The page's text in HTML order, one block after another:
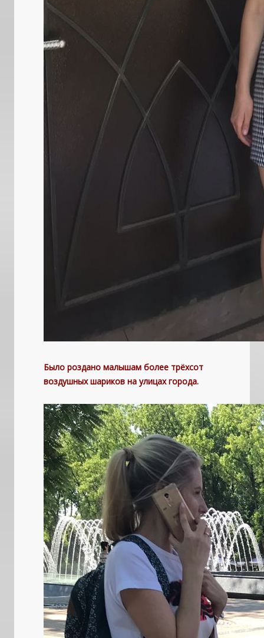
Было роздано малышам более трёхсот
воздушных шариков на улицах города.